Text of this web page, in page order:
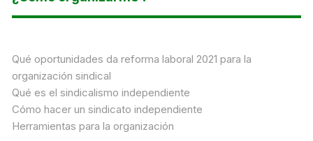
Qué oportunidades da reforma laboral 2021 para la
organización sindical
Qué es el sindicalismo independiente
Cómo hacer un sindicato independiente
Herramientas para la organización